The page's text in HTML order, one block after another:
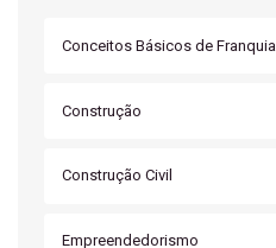
Conceitos Básicos de Franquia
Construção
Construção Civil
Empreendedorismo